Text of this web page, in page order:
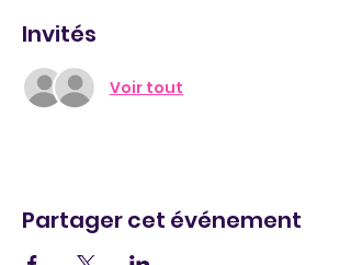
Invités
Voir tout
Partager cet événement